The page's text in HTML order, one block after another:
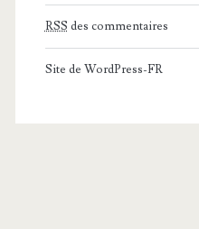
RSS des commentaires
Site de WordPress-FR